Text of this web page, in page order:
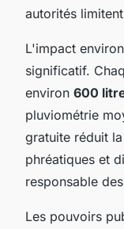
autorités
L'impact
significatif.
environ 600
pluviométrie
gratuite réduit
phréatiques et
responsable
Les pouvoirs